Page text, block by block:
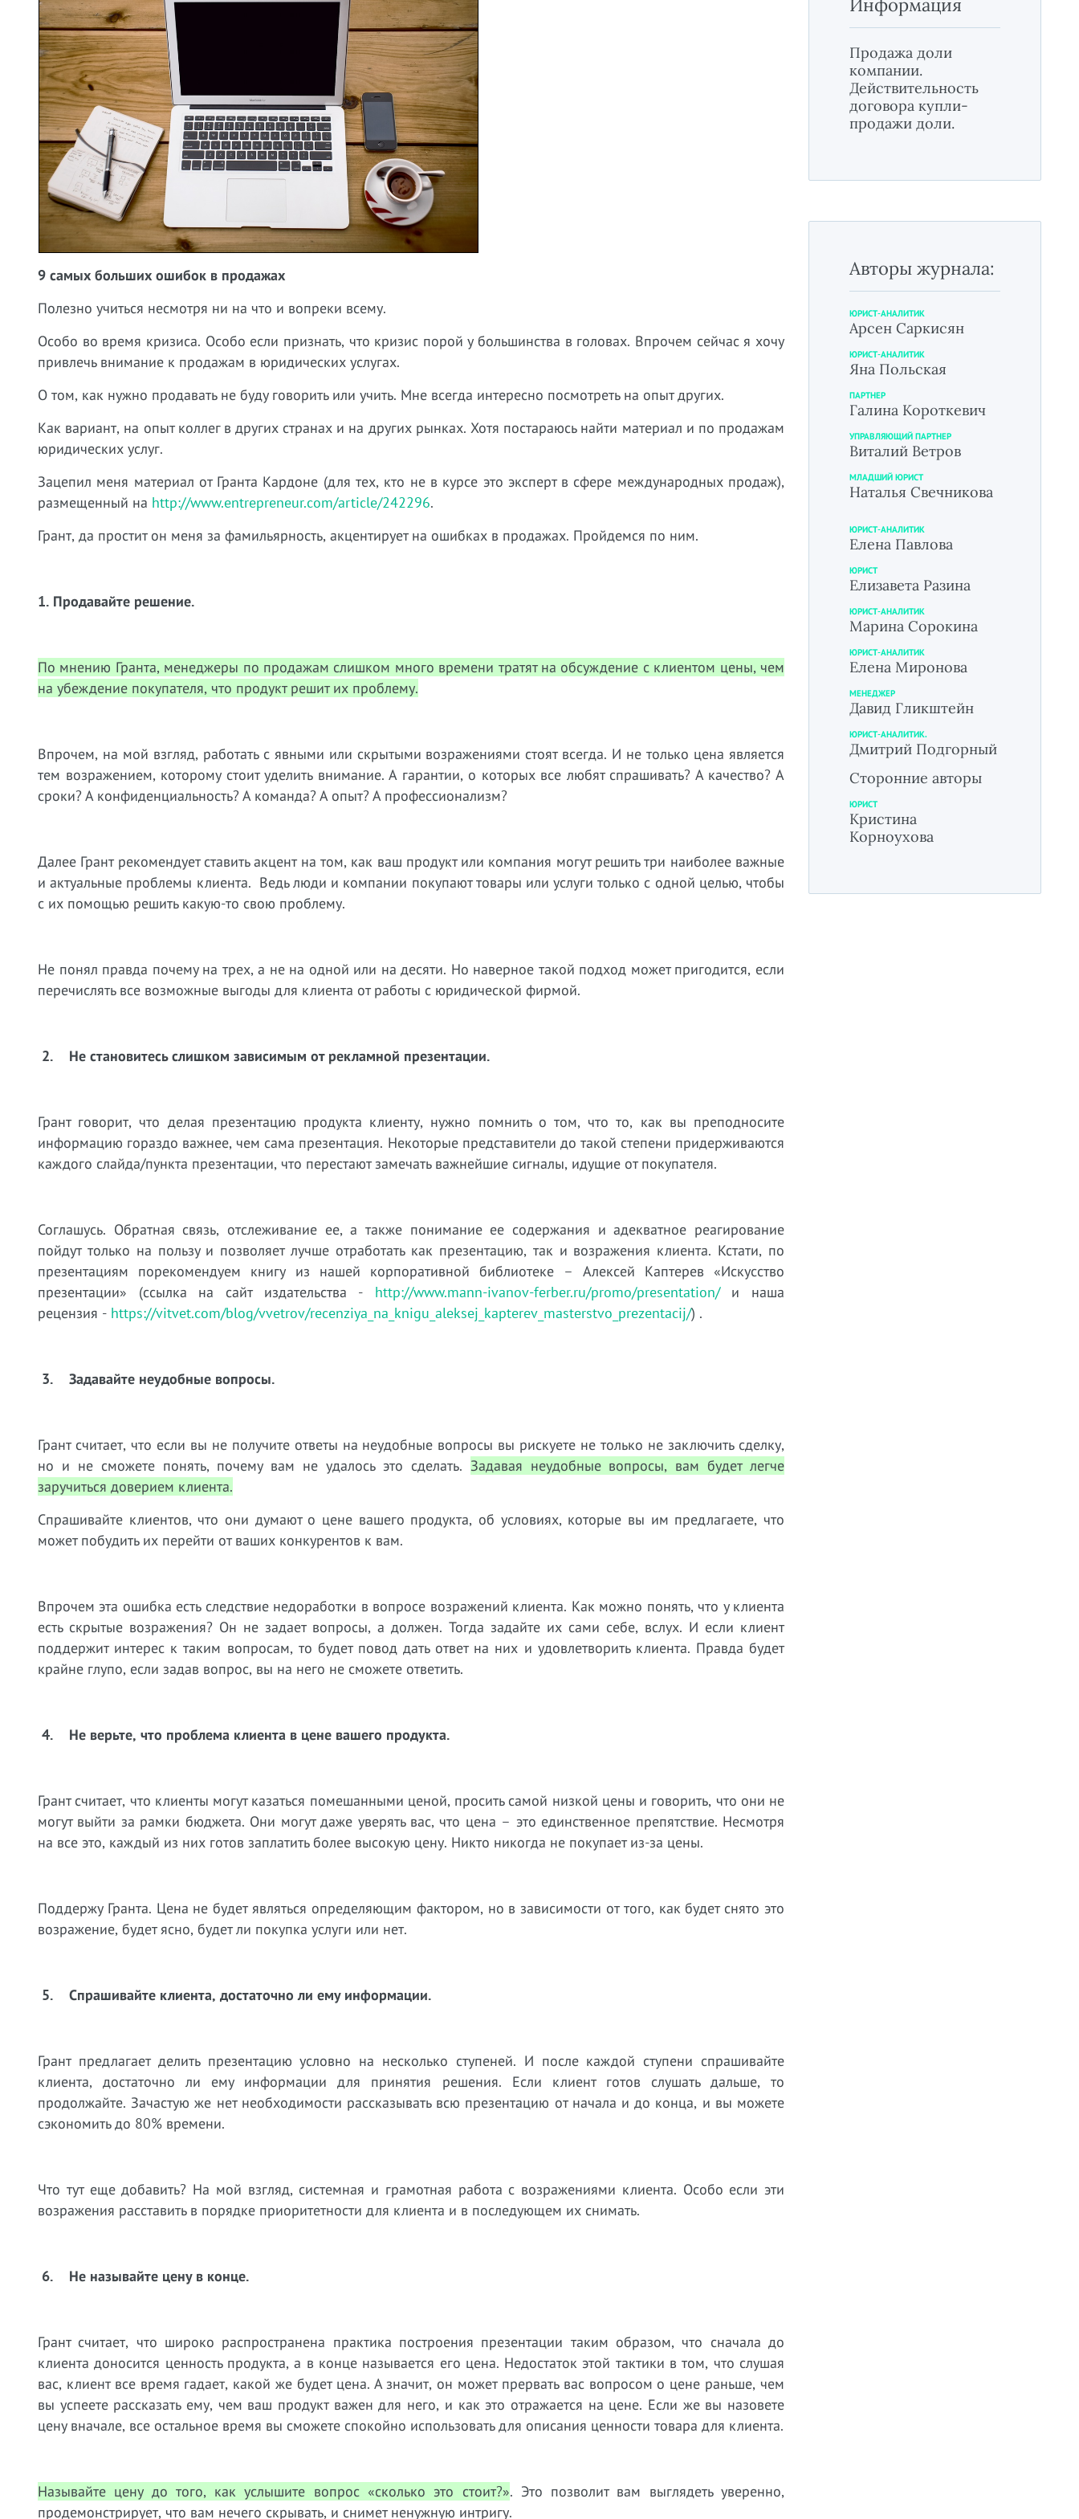
9 самых больших ошибок в продажах
Полезно учиться несмотря ни на что и вопреки всему.
Особо во время кризиса. Особо если признать, что кризис порой у большинства в головах. Впрочем сейчас я хочу
привлечь внимание к продажам в юридических услугах.
О том, как нужно продавать не буду говорить или учить. Мне всегда интересно посмотреть на опыт других.
Как вариант, на опыт коллег в других странах и на других рынках. Хотя постараюсь найти материал и по продажам
юридических услуг.
Зацепил меня материал от Гранта Кардоне (для тех, кто не в курсе это эксперт в сфере международных продаж),
размещенный на http://www.entrepreneur.com/article/242296.
Грант, да простит он меня за фамильярность, акцентирует на ошибках в продажах. Пройдемся по ним.
1. Продавайте решение.
По мнению Гранта, менеджеры по продажам слишком много времени тратят на обсуждение с клиентом цены, чем
на убеждение покупателя, что продукт решит их проблему.
Впрочем, на мой взгляд, работать с явными или скрытыми возражениями стоят всегда. И не только цена является
тем возражением, которому стоит уделить внимание. А гарантии, о которых все любят спрашивать? А качество? А
сроки? А конфиденциальность? А команда? А опыт? А профессионализм?
Далее Грант рекомендует ставить акцент на том, как ваш продукт или компания могут решить три наиболее важные
и актуальные проблемы клиента. Ведь люди и компании покупают товары или услуги только с одной целью, чтобы
с их помощью решить какую-то свою проблему.
Не понял правда почему на трех, а не на одной или на десяти. Но наверное такой подход может пригодится, если
перечислять все возможные выгоды для клиента от работы с юридической фирмой.
2. Не становитесь слишком зависимым от рекламной презентации.
Грант говорит, что делая презентацию продукта клиенту, нужно помнить о том, что то, как вы преподносите
информацию гораздо важнее, чем сама презентация. Некоторые представители до такой степени придерживаются
каждого слайда/пункта презентации, что перестают замечать важнейшие сигналы, идущие от покупателя.
Соглашусь. Обратная связь, отслеживание ее, а также понимание ее содержания и адекватное реагирование
пойдут только на пользу и позволяет лучше отработать как презентацию, так и возражения клиента. Кстати, по
презентациям порекомендуем книгу из нашей корпоративной библиотеке – Алексей Каптерев «Искусство
презентации» (ссылка на сайт издательства - http://www.mann-ivanov-ferber.ru/promo/presentation/и наша
рецензия - https://vitvet.com/blog/vvetrov/recenziya_na_knigu_aleksej_kapterev_masterstvo_prezentacij/) .
3. Задавайте неудобные вопросы.
Грант считает, что если вы не получите ответы на неудобные вопросы вы рискуете не только не заключить сделку,
но и не сможете понять, почему вам не удалось это сделать. Задавая неудобные вопросы, вам будет легче
заручиться доверием клиента.
Спрашивайте клиентов, что они думают о цене вашего продукта, об условиях, которые вы им предлагаете, что
может побудить их перейти от ваших конкурентов к вам.
Впрочем эта ошибка есть следствие недоработки в вопросе возражений клиента. Как можно понять, что у клиента
есть скрытые возражения? Он не задает вопросы, а должен. Тогда задайте их сами себе, вслух. И если клиент
поддержит интерес к таким вопросам, то будет повод дать ответ на них и удовлетворить клиента. Правда будет
крайне глупо, если задав вопрос, вы на него не сможете ответить.
4. Не верьте, что проблема клиента в цене вашего продукта.
Грант считает, что клиенты могут казаться помешанными ценой, просить самой низкой цены и говорить, что они не
могут выйти за рамки бюджета. Они могут даже уверять вас, что цена – это единственное препятствие. Несмотря
на все это, каждый из них готов заплатить более высокую цену. Никто никогда не покупает из-за цены.
Поддержу Гранта. Цена не будет являться определяющим фактором, но в зависимости от того, как будет снято это
возражение, будет ясно, будет ли покупка услуги или нет.
5. Спрашивайте клиента, достаточно ли ему информации.
Грант предлагает делить презентацию условно на несколько ступеней. И после каждой ступени спрашивайте
клиента, достаточно ли ему информации для принятия решения. Если клиент готов слушать дальше, то
продолжайте. Зачастую же нет необходимости рассказывать всю презентацию от начала и до конца, и вы можете
сэкономить до 80% времени.
Что тут еще добавить? На мой взгляд, системная и грамотная работа с возражениями клиента. Особо если эти
возражения расставить в порядке приоритетности для клиента и в последующем их снимать.
6. Не называйте цену в конце.
Грант считает, что широко распространена практика построения презентации таким образом, что сначала до
клиента доносится ценность продукта, а в конце называется его цена. Недостаток этой тактики в том, что слушая
вас, клиент все время гадает, какой же будет цена. А значит, он может прервать вас вопросом о цене раньше, чем
вы успеете рассказать ему, чем ваш продукт важен для него, и как это отражается на цене. Если же вы назовете
цену вначале, все остальное время вы сможете спокойно использовать для описания ценности товара для клиента.
Называйте цену до того, как услышите вопрос «сколько это стоит?». Это позволит вам выглядеть уверенно,
продемонстрирует, что вам нечего скрывать, и снимет ненужную интригу.
Информация
Продажа доли
компании.
Действительность
договора купли-
продажи доли.
Авторы журнала:
ЮРИСТ-АНАЛИТИК
Арсен Саркисян
ЮРИСТ-АНАЛИТИК
Яна Польская
ПАРТНЕР
Галина Короткевич
УПРАВЛЯЮЩИЙ ПАРТНЕР
Виталий Ветров
МЛАДШИЙ ЮРИСТ
Наталья Свечникова
ЮРИСТ-АНАЛИТИК
Елена Павлова
ЮРИСТ
Елизавета Разина
ЮРИСТ-АНАЛИТИК
Марина Сорокина
ЮРИСТ-АНАЛИТИК
Елена Миронова
МЕНЕДЖЕР
Давид Гликштейн
ЮРИСТ-АНАЛИТИК.
Дмитрий Подгорный
Сторонние авторы
ЮРИСТ
Кристина
Корноухова